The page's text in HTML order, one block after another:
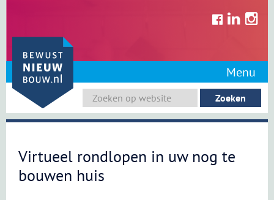
content
Menu
Virtueel rondlopen in uw nog te
bouwen huis